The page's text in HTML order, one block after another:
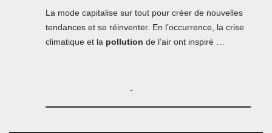
La mode capitalise sur tout pour créer de nouvelles
tendances et se réinventer. En l’occurrence, la crise
climatique et la pollution de l’air ont inspiré …